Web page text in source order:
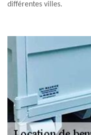
différentes villes.